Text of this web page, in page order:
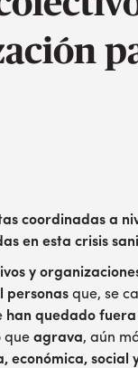
coordinadas a
en esta crisis
y
personasque, se
han quedado fuera
queagrava, aún
económica, social